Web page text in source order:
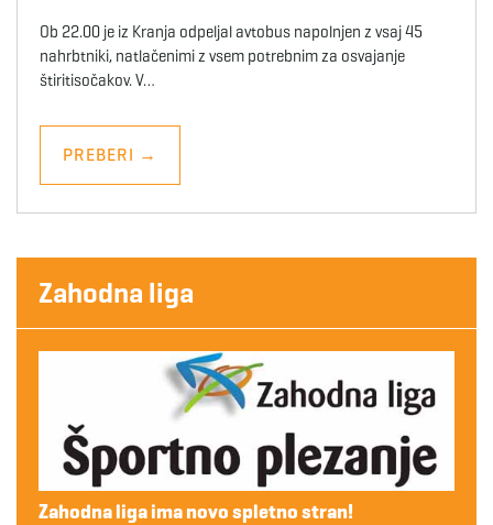
Ob 22.00 je iz Kranja odpeljal avtobus napolnjen z vsaj 45
nahrbtniki, natlačenimi z vsem potrebnim za osvajanje
štiritisočakov. V…
PREBERI →
Zahodna liga
Zahodna liga ima novo spletno stran!